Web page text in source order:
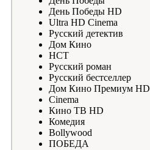
День Победы HD
Ultra HD Cinema
Русский детектив
Дом Кино
НСТ
Русский роман
Русский бестселлер
Дом Кино Премиум HD
Cinema
Кино ТВ HD
Комедия
Bollywood
ПОБЕДА